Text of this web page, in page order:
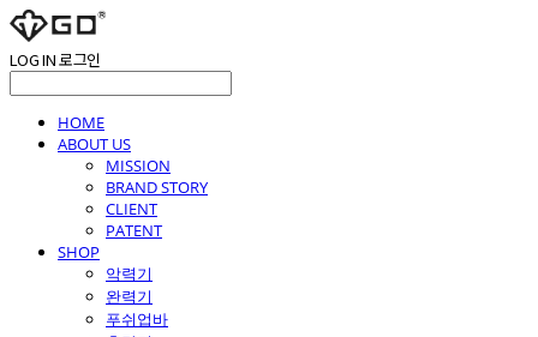
LOG IN로그인
HOME
ABOUT US
MISSION
BRAND STORY
CLIENT
PATENT
SHOP
악력기
완력기
푸쉬업바